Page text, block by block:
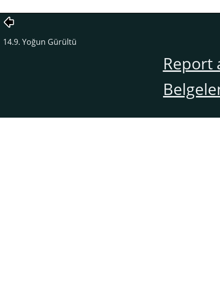
14.9. Yoğun Gürültü
Report